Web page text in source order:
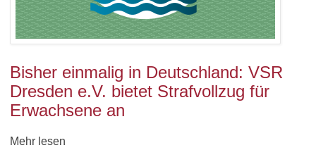
Bisher einmalig in Deutschland: VSR
Dresden e.V. bietet Strafvollzug für
Erwachsene an
Mehr lesen